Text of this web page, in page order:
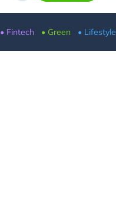
• Fintech • Green • Lifestyle